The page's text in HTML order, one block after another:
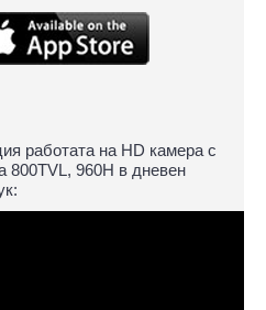
работата на HD камера с
800TVL, 960H в дневен